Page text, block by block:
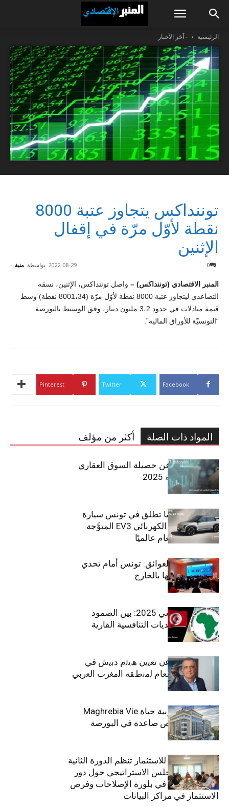
الرئيسية - آخر الأخبار
توننداكس يتجاوز عتبة 8000
نقطة لأوّل مرّة في إقفال
الإثنين
بواسطة منية - 2022-08-29 0
المنبر الاقتصادي (توننداكس) – واصل توننداكس، الإثنين، نسقه
التصاعدي ليتجاوز عتبة 8000 نقطة لأوّل مرّة (8001،34 نقطة) وسط
قيمة مبادلات في حدود 3،2 مليون دينار، وفق الوسيط بالبورصة
“التونسيّة للأوراق المالية”.
Facebook
Twitter
Pinterest
المواد ذات الصلة أكثر من مؤلف
مبوب تكشف عن حصيلة السوق العقاري
في تونس لسنة 2025
سيتي كارز – كيا تطلق في تونس سيارة
الـدفع الرباعي الكهربائي EV3 المتوَّجة
بلقب سيارة العام عالميًا
بين الطموح والعوائق: تونس أمام تحدي
استعادة كفاءاتها بالخارج
الاقتصاد التونسي 2025: بين الصمود
الاجتماعي وتحديات التنافسية القارية
ﺗﯾﺗرا ﺑﺎك ﺗﻌﻠن ﻋن ﺗﻌﯾﯾن ھﯾﺛم دﺑﯾش ﻓﻲ
ﻣﻧﺻب اﻟﻣدﯾر اﻟﻌﺎم ﻟﻣﻧطﻘﺔ اﻟﻣﻐرب اﻟﻌرﺑﻲ
وﻏرب أﻓرﯾﻘﯾﺎ
التأمينات المغربية حياة Maghrebia Vie:
فاعل رائد بفرص صاعدة في البورصة
(+34.8%)
الهيئة التونسية للاستثمار تنظم الدورة الثانية
والعشرين للمجلس الاستراتيجي حول دور
القطاع الخاص في بلورة الإصلاحات وفرص
الاستثمار في مراكز البيانات